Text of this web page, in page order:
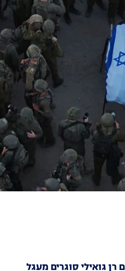
גואילי סוגרים מעגל